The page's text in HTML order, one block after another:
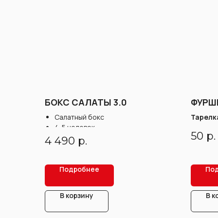
БОКС САЛАТЫ 3.0
Салатный бокс
4-5 человек
Вес: 2000 г
4 490 р.
Подробнее
В корзину
50 р.
В